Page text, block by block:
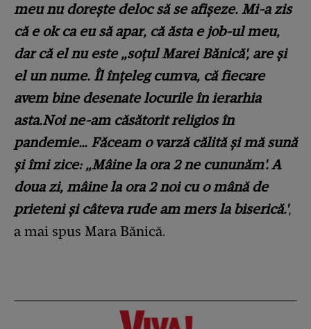
meu nu dorește deloc să se afișeze. Mi-a zis
că e ok ca eu să apar, că ăsta e job-ul meu,
dar că el nu este „soțul Marei Bănică', are și
el un nume. Îl înțeleg cumva, că fiecare
avem bine desenate locurile în ierarhia
asta.Noi ne-am căsătorit religios în
pandemie… Făceam o varză călită și mă sună
și îmi zice: „Mâine la ora 2 ne cununăm'. A
doua zi, mâine la ora 2 noi cu o mână de
prieteni și câteva rude am mers la biserică.',
a mai spus Mara Bănică.